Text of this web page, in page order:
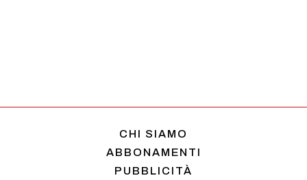
CHI SIAMO
ABBONAMENTI
PUBBLICITÀ